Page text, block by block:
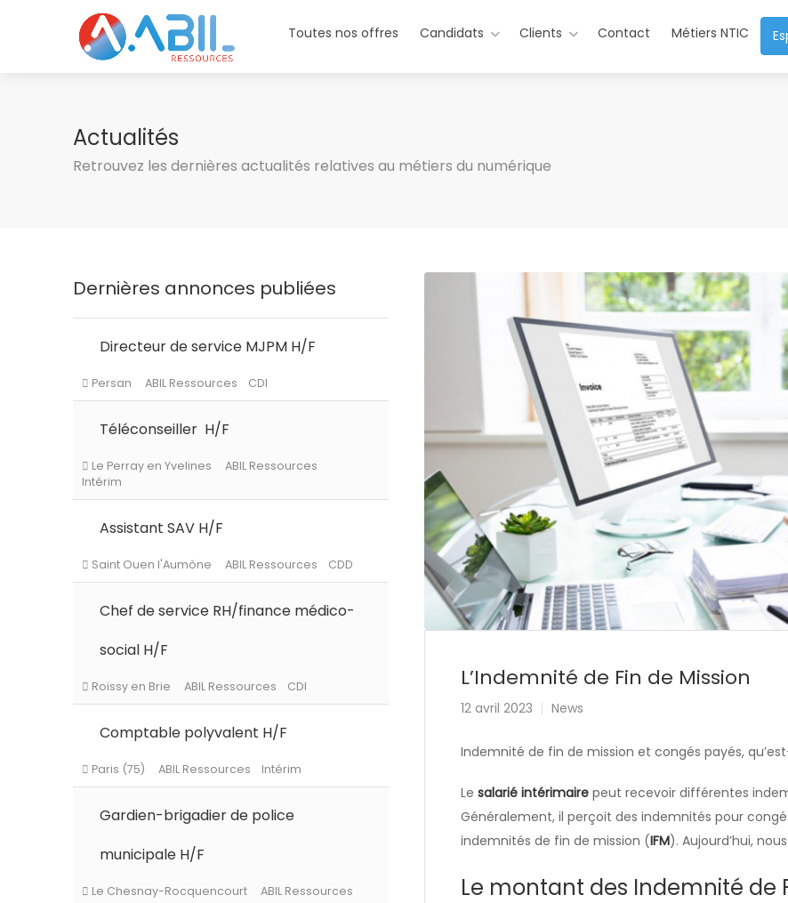
Toutes nos offres Candidats Clients Contact Métiers NTIC
Actualités
Retrouvez les dernières actualités relatives au métiers du numérique
L’Indemnité de Fin de Mission
12 avril 2023 News
Indemnité de fin de mission et congés payés,
Le salarié intérimaire peut recevoir différentes
Généralement, il perçoit des indemnités pour
indemnités de fin de mission (IFM). Aujourd’hui,
Le montant des Indemnité de
Dernières annonces publiées
Directeur de service MJPM H/F
Persan ABIL Ressources
Téléconseiller H/F
Le Perray en Yvelines
Intérim
Assistant SAV H/F
Chef de service RH/finance médico-
social H/F
Roissy en Brie ABIL Ressources
Comptable polyvalent H/F
Paris (75) ABIL Ressources
Gardien-brigadier de police
municipale H/F